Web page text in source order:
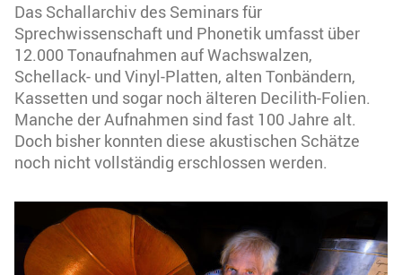
Das Schallarchiv des Seminars für
Sprechwissenschaft und Phonetik umfasst über
12.000 Tonaufnahmen auf Wachswalzen,
Schellack- und Vinyl-Platten, alten Tonbändern,
Kassetten und sogar noch älteren Decilith-Folien.
Manche der Aufnahmen sind fast 100 Jahre alt.
Doch bisher konnten diese akustischen Schätze
noch nicht vollständig erschlossen werden.